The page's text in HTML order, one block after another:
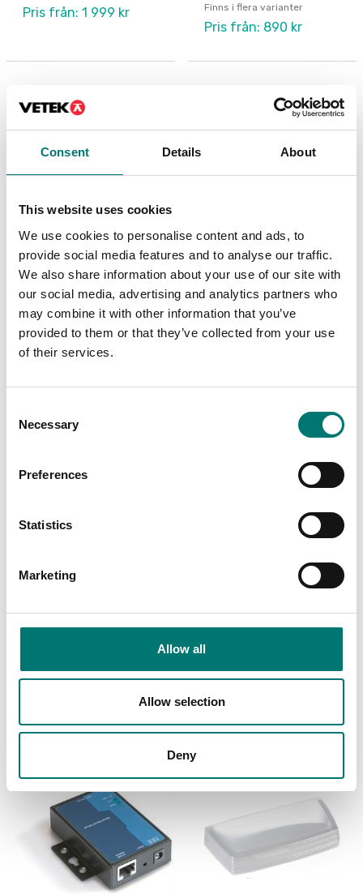
Consent Details About
This website uses cookies
We use cookies to personalise content and ads, to
provide social media features and to analyse our traffic.
We also share information about your use of our site with
our social media, advertising and analytics partners who
may combine it with other information that you’ve
provided to them or that they’ve collected from your use
of their services.
Selection
Necessary
Preferences
Statistics
Marketing
Allow all
Allow selection
Deny
Pris från: 1 999 kr Finns i flera varianter
Pris från: 890 kr
Balkvågar
Matrix nålprinter för
Kern vågar med
Artikelnr: 911-013
6 080 kr
Precisionsvågar
Matrix nålprinter Kern
106×158×40 mm
Artikelnr: YKN-01
balansanslutning. För
direkt överföring av
Artikelnr: SCD-4.0
adapter för trådlös
anslutning av Kern
vågar